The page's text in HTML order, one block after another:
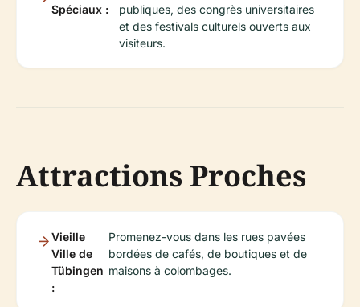
Spéciaux :
publiques, des congrès universitaires
et des festivals culturels ouverts aux
visiteurs.
Attractions Proches
Vieille
Ville de
Tübingen
:
Promenez-vous dans les rues pavées
bordées de cafés, de boutiques et de
maisons à colombages.